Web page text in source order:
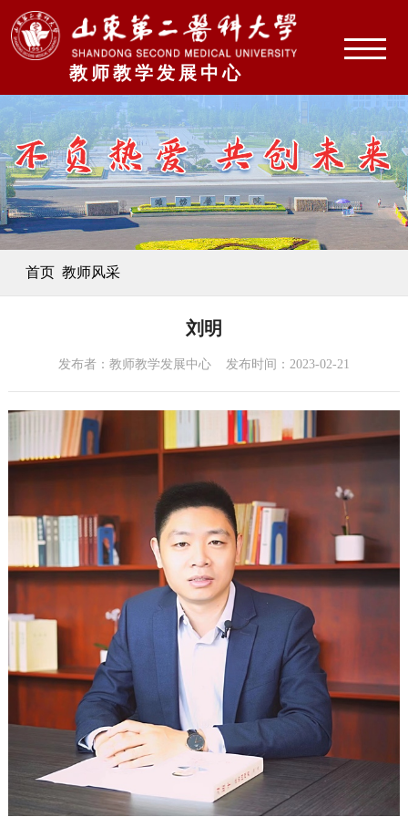
教师教学发展中心
首页 教师风采
刘明
发布者：教师教学发展中心 发布时间：2023-02-21